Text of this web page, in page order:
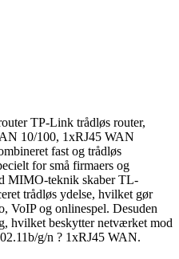
TP-Link trådløs router,
10/100, 1xRJ45 WAN
fast og trådløs
for små firmaers og
MIMO-teknik skaber TL-
trådløs ydelse, hvilket gør
VoIP og onlinespel. Desuden
hvilket beskytter netværket mod
g/n ? 1xRJ45 WAN.